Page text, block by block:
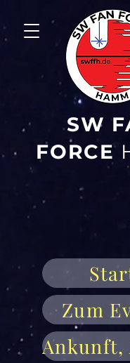
SW
FORCE
Zum